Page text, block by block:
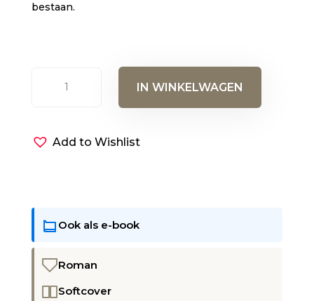
bestaan.
IN WINKELWAGEN
Add to Wishlist
Ook als e-book
Roman
Softcover